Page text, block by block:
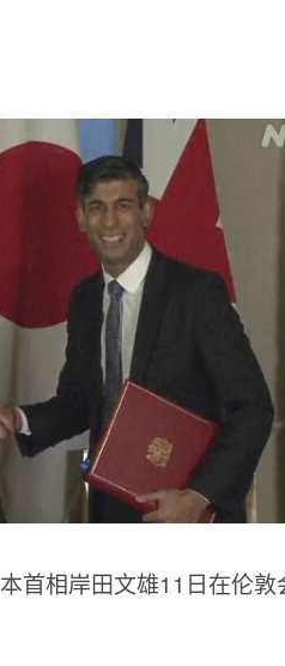
首相岸田文雄11日在伦